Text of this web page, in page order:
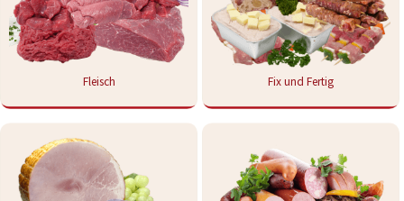
Fleisch Fix und Fertig